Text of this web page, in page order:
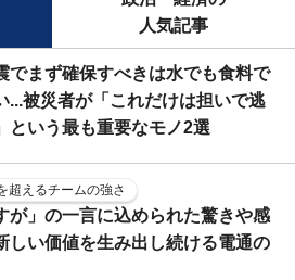
人気記事
でまず確保すべきは水でも食料で
...被災者が「これだけは担いで逃
という最も重要なモノ2選
超えるチームの強さ
が」の一言に込められた驚きや感
しい価値を生み出し続ける電通の